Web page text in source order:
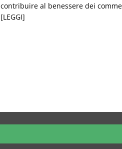
contribuire al benessere dei
[LEGGI]